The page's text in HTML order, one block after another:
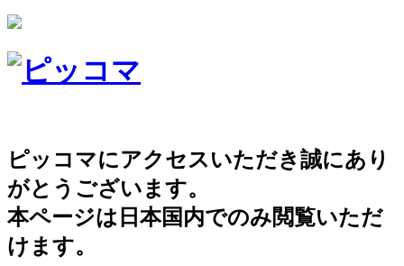
ピッコマにアクセスいただき誠にあり
がとうございます。
本ページは日本国内でのみ閲覧いただ
けます。